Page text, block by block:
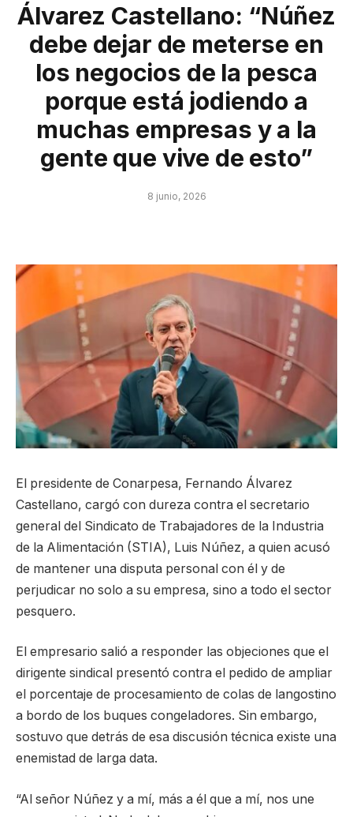
Álvarez Castellano: “Núñez
debe dejar de meterse en
los negocios de la pesca
porque está jodiendo a
muchas empresas y a la
gente que vive de esto”
8 junio, 2026
El presidente de Conarpesa, Fernando Álvarez
Castellano, cargó con dureza contra el secretario
general del Sindicato de Trabajadores de la Industria
de la Alimentación (STIA), Luis Núñez, a quien acusó
de mantener una disputa personal con él y de
perjudicar no solo a su empresa, sino a todo el sector
pesquero.
El empresario salió a responder las objeciones que el
dirigente sindical presentó contra el pedido de ampliar
el porcentaje de procesamiento de colas de langostino
a bordo de los buques congeladores. Sin embargo,
sostuvo que detrás de esa discusión técnica existe una
enemistad de larga data.
“Al señor Núñez y a mí, más a él que a mí, nos une